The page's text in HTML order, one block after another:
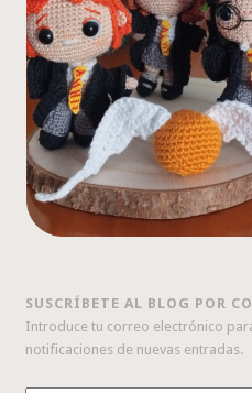
SUSCRÍBETE AL BLOG POR
Introduce tu correo electrónico
notificaciones de nuevas entradas.